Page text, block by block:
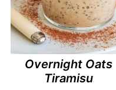
Overnight Oats
Tiramisu